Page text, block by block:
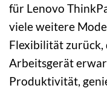
für Lenovo
viele weitere
Flexibilität zurück,
Arbeitsgerät
Produktivität,